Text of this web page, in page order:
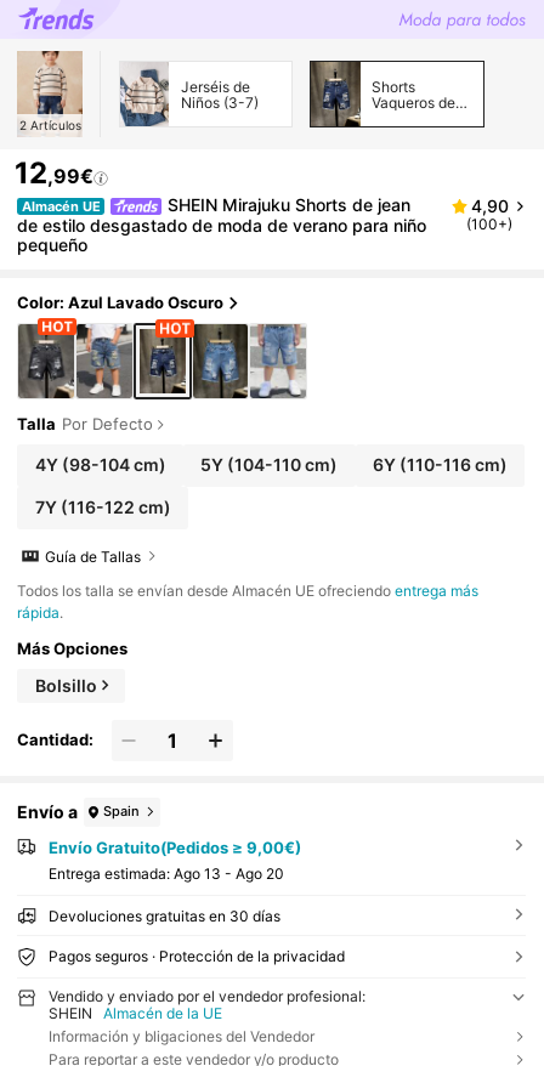
2 Artículos
Jerséis de
Niños (3-7)
Shorts
Vaqueros de
12,99€
Almacén UE
SHEIN Mirajuku Shorts de jean
de estilo desgastado de moda de verano para niño
pequeño
4,90
(100+)
Color: Azul Lavado Oscuro
Talla Por Defecto
4Y(98-104 cm) 5Y (104-110 cm) 6Y(110-116 cm)
7Y(116-122 cm)
Guía de Tallas
Todos los talla se envían desde Almacén UE ofreciendoentrega más
rápida.
Más Opciones
Bolsillo
Cantidad:
Envío a Spain
Envío Gratuito(Pedidos ≥ 9,00€)
Entrega estimada: Ago 13 - Ago 20
Devoluciones gratuitas en 30 días
Pagos seguros · Protección de la privacidad
Vendido y enviado por el vendedor profesional:
SHEIN
Almacén de la UE
Información y bligaciones del Vendedor
Para reportar a este vendedor y/o producto